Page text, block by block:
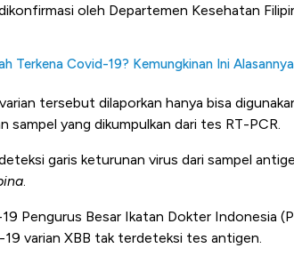
oleh Departemen Kesehatan
Terkena Covid-19? Kemungkinan Ini Alasannya
tersebut dilaporkan hanya bisa
sampel yang dikumpulkan dari tes RT-PCR.
garis keturunan virus dari sampel
.
Pengurus Besar Ikatan Dokter Indonesia
varian XBB tak terdeteksi tes antigen.